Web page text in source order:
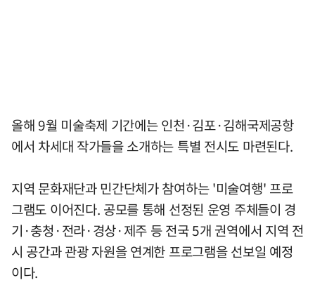
올해 9월 미술축제 기간에는 인천·김포·김해국제공항
에서 차세대 작가들을 소개하는 특별 전시도 마련된다.
지역 문화재단과 민간단체가 참여하는 '미술여행' 프로
그램도 이어진다. 공모를 통해 선정된 운영 주체들이 경
기·충청·전라·경상·제주 등 전국 5개 권역에서 지역 전
시 공간과 관광 자원을 연계한 프로그램을 선보일 예정
이다.